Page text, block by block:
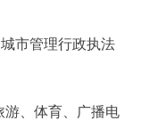
市管理行政执法
游、体育、广播电